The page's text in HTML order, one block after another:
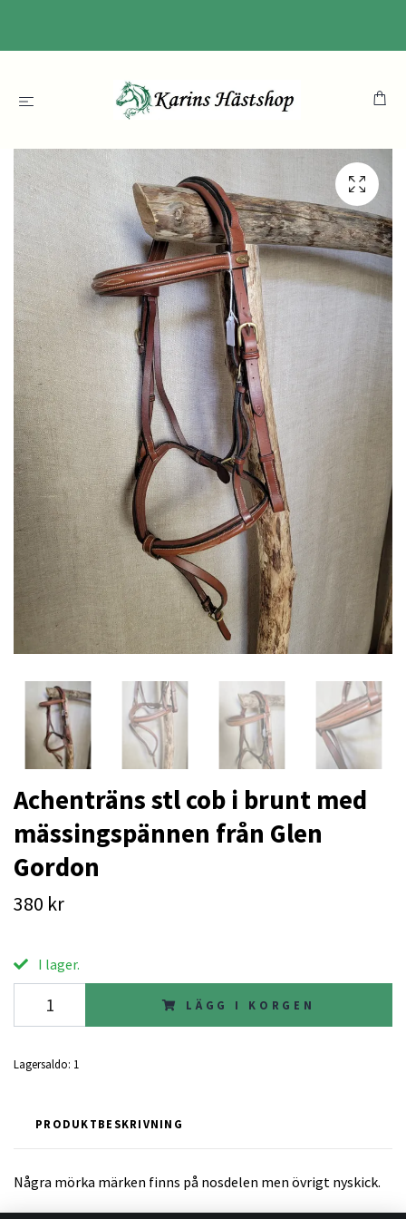
Achenträns stl cob i brunt med
mässingspännen från Glen
Gordon
380 kr
I lager.
LÄGG I KORGEN
Lagersaldo: 1
PRODUKTBESKRIVNING
Några mörka märken finns på nosdelen men övrigt nyskick.